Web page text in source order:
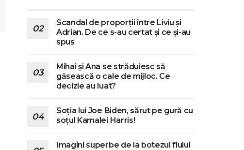
Scandal de proporții între Liviu și
Adrian. De ce s-au certat și ce și-au
spus
Mihai și Ana se străduiesc să
găsească o cale de mijloc. Ce
decizie au luat?
Soția lui Joe Biden, sărut pe gură cu
soțul Kamalei Harris!
Imagini superbe de la botezul fiului